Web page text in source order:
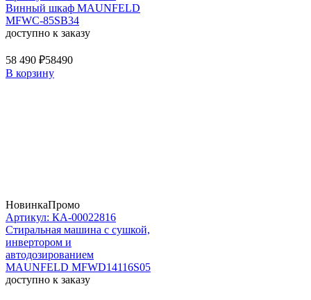
Винный шкаф MAUNFELD
MFWC-85SB34
доступно к заказу
58 490 ₽58490
В корзину
НовинкаПромо
Артикул: КА-00022816
Стиральная машина c сушкой,
инвертором и
автодозированием
MAUNFELD MFWD14116S05
доступно к заказу